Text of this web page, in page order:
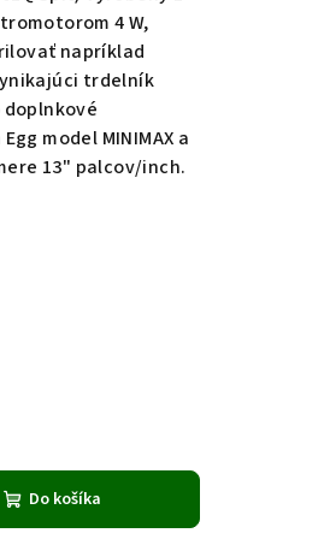
4 W,
napríklad
trdelník
model MINIMAX a
13" palcov/inch.
Do košíka